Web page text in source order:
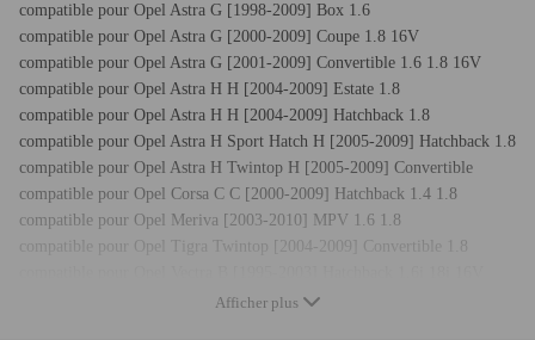
compatible pour Opel Astra G [1998-2009] Box 1.6
compatible pour Opel Astra G [2000-2009] Coupe 1.8 16V
compatible pour Opel Astra G [2001-2009] Convertible 1.6 1.8 16V
compatible pour Opel Astra H H [2004-2009] Estate 1.8
compatible pour Opel Astra H H [2004-2009] Hatchback 1.8
compatible pour Opel Astra H Sport Hatch H [2005-2009] Hatchback 1.8
compatible pour Opel Astra H Twintop H [2005-2009] Convertible
compatible pour Opel Corsa C C [2000-2009] Hatchback 1.4 1.8
compatible pour Opel Meriva [2003-2010] MPV 1.6 1.8
compatible pour Opel Tigra Twintop [2004-2009] Convertible 1.8
compatible pour Opel Vectra B [1995-2002] Saloon 1.6i 18i 16V
Afficher plus